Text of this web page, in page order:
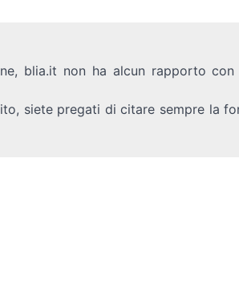
blia.it non ha alcun rapporto
siete pregati di citare sempre la